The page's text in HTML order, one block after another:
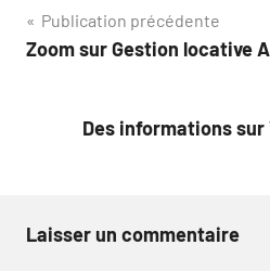
Navigation
de
Publication précédente
Zoom sur Gestion locative
Des informations
Laisser un commentaire